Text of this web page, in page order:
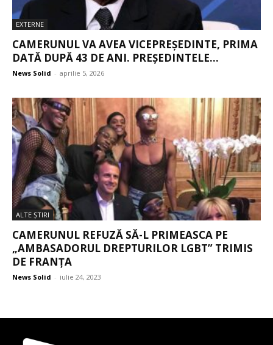
EXTERNE
CAMERUNUL VA AVEA VICEPREȘEDINTE, PRIMA
DATĂ DUPĂ 43 DE ANI. PREȘEDINTELE...
News Solid - aprilie 5, 2026
ALTE ŞTIRI
CAMERUNUL REFUZĂ SĂ-L PRIMEASCA PE
„AMBASADORUL DREPTURILOR LGBT” TRIMIS
DE FRANȚA
News Solid - iulie 24, 2023